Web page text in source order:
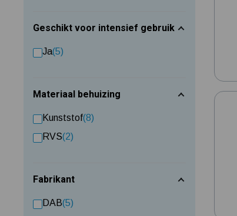
Geschikt voor intensief gebruik
Ja(5)
Materiaal behuizing
Kunststof(8)
RVS(2)
Fabrikant
DAB(5)